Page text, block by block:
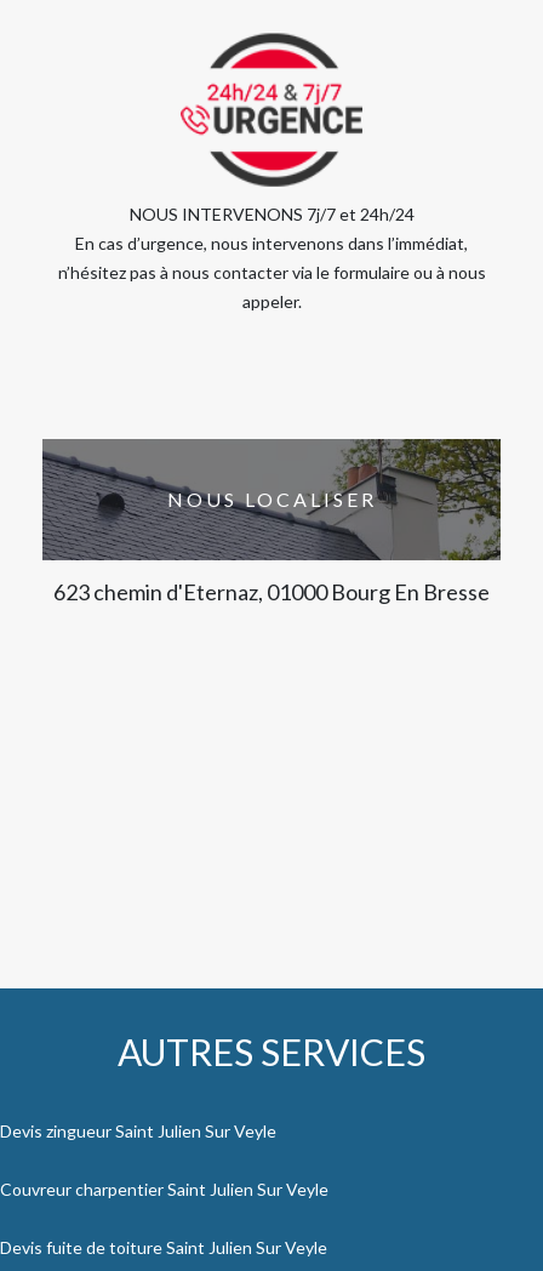
NOUS INTERVENONS 7j/7 et 24h/24
En cas d’urgence, nous intervenons dans l’immédiat,
n’hésitez pas à nous contacter via le formulaire ou à nous
appeler.
NOUS LOCALISER
623 chemin d'Eternaz, 01000 Bourg En Bresse
AUTRES SERVICES
Devis zingueur Saint Julien Sur Veyle
Couvreur charpentier Saint Julien Sur Veyle
Devis fuite de toiture Saint Julien Sur Veyle